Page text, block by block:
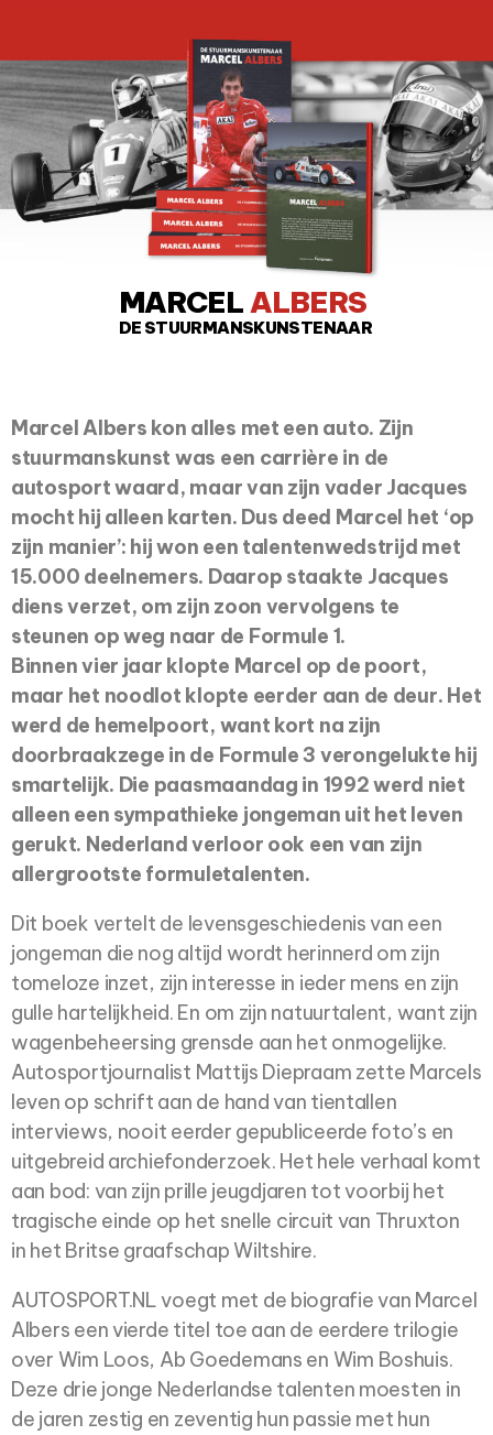
MARCELALBERS
DE STUURMANSKUNSTENAAR
Marcel Albers kon alles met een auto. Zijn
stuurmanskunst was een carrière in de
autosport waard, maar van zijn vader Jacques
mocht hij alleen karten. Dus deed Marcel het ‘op
zijn manier’: hij won een talentenwedstrijd met
15.000 deelnemers. Daarop staakte Jacques
diens verzet, om zijn zoon vervolgens te
steunen op weg naar de Formule 1.
Binnen vier jaar klopte Marcel op de poort,
maar het noodlot klopte eerder aan de deur. Het
werd de hemelpoort, want kort na zijn
doorbraakzege in de Formule 3 verongelukte hij
smartelijk. Die paasmaandag in 1992 werd niet
alleen een sympathieke jongeman uit het leven
gerukt. Nederland verloor ook een van zijn
allergrootste formuletalenten.
Dit boek vertelt de levensgeschiedenis van een
jongeman die nog altijd wordt herinnerd om zijn
tomeloze inzet, zijn interesse in ieder mens en zijn
gulle hartelijkheid. En om zijn natuurtalent, want zijn
wagenbeheersing grensde aan het onmogelijke.
Autosportjournalist Mattijs Diepraam zette Marcels
leven op schrift aan de hand van tientallen
interviews, nooit eerder gepubliceerde foto’s en
uitgebreid archiefonderzoek. Het hele verhaal komt
aan bod: van zijn prille jeugdjaren tot voorbij het
tragische einde op het snelle circuit van Thruxton
in het Britse graafschap Wiltshire.
AUTOSPORT.NL voegt met de biografie van Marcel
Albers een vierde titel toe aan de eerdere trilogie
over Wim Loos, Ab Goedemans en Wim Boshuis.
Deze drie jonge Nederlandse talenten moesten in
de jaren zestig en zeventig hun passie met hun